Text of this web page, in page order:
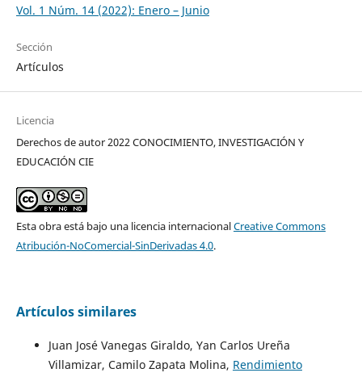
Vol. 1 Núm. 14 (2022): Enero – Junio
Sección
Artículos
Licencia
Derechos de autor 2022 CONOCIMIENTO, INVESTIGACIÓN Y
EDUCACIÓN CIE
Esta obra está bajo una licencia internacionalCreative Commons
Atribución-NoComercial-SinDerivadas 4.0.
Artículos similares
Juan José Vanegas Giraldo, Yan Carlos Ureña
Villamizar, Camilo Zapata Molina, Rendimiento